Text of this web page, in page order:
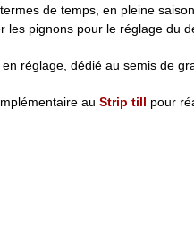
de temps, en pleine
les pignons pour le réglage du
réglage, dédié au semis de
au Strip till pour